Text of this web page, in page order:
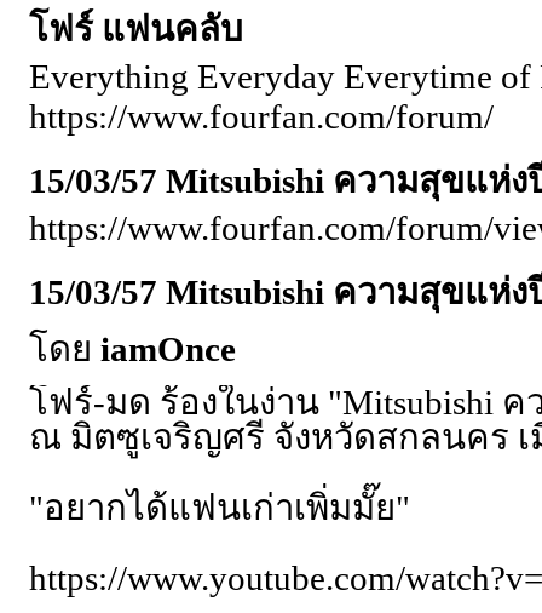
โฟร์ แฟนคลับ
Everything Everyday Everytime of
https://www.fourfan.com/forum/
15/03/57 Mitsubishi ความสุขแห่
https://www.fourfan.com/forum/
15/03/57 Mitsubishi ความสุขแห่
โดย iamOnce
โฟร์-มด ร้องในง่าน "Mitsubishi
ณ มิตซูเจริญศรี จังหวัดสกลนคร เ
"อยากได้แฟนเก่าเพิ่มมั๊ย"
https://www.youtube.com/